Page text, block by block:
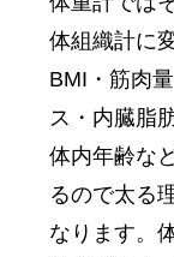
体組織計に
BMI・筋肉
ス・内臓脂
体内年齢な
るので太る
なります。